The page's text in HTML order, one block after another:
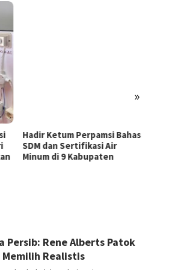
»
Hadir Ketum Perpamsi Bahas
SDM dan Sertifikasi Air
Minum di 9 Kabupaten
Persib: Rene Alberts Patok
Realistis